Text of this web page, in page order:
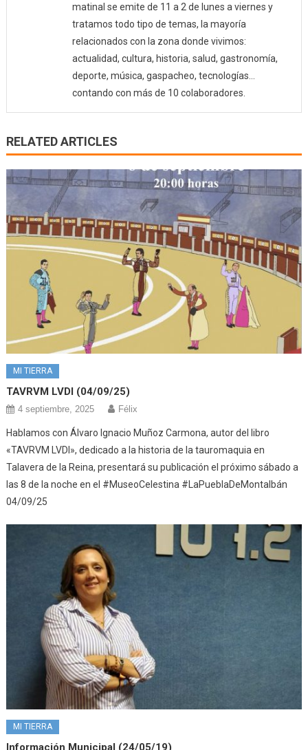
matinal se emite de 11 a 2 de lunes a viernes y
tratamos todo tipo de temas, la mayoría
relacionados con la zona donde vivimos:
actualidad, cultura, historia, salud, gastronomía,
deporte, música, gaspacheo, tecnologías…
contando con más de 10 colaboradores.
RELATED ARTICLES
MI TIERRA
TAVRVM LVDI (04/09/25)
4 septiembre, 2025 Félix
Hablamos con Álvaro Ignacio Muñoz Carmona, autor del libro
«TAVRVM LVDI», dedicado a la historia de la tauromaquia en
Talavera de la Reina, presentará su publicación el próximo sábado a
las 8 de la noche en el #MuseoCelestina #LaPueblaDeMontalbán
04/09/25
MI TIERRA
Información Municipal (24/05/19)